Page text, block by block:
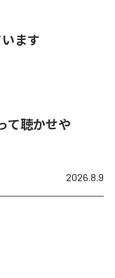
ます
て聴かせや
2026.8.9